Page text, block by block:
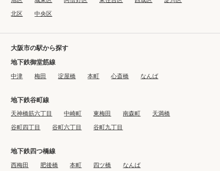
北区
中央区
大阪市の駅から探す
地下鉄御堂筋線
中津 梅田 淀屋橋 本町 心斎橋 なんば
地下鉄谷町線
天神橋筋六丁目 中崎町 東梅田 南森町
天満橋
谷町四丁目
谷町六丁目 谷町九丁目
地下鉄四つ橋線
西梅田 肥後橋 本町 四ツ橋 なんば